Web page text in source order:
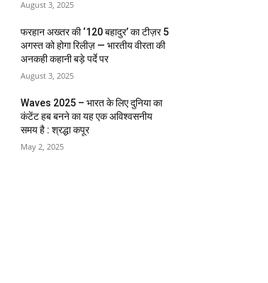
August 3, 2025
फरहान अख्तर की ‘120 बहादुर’ का टीज़र 5
अगस्त को होगा रिलीज़ — भारतीय वीरता की
अनकही कहानी बड़े पर्दे पर
August 3, 2025
Waves 2025 – भारत के लिए दुनिया का
कंटेंट हब बनने का यह एक अविश्वसनीय
समय है : श्रद्धा कपूर
May 2, 2025